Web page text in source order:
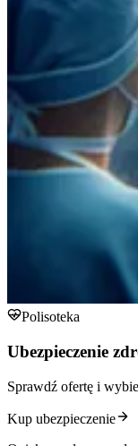
Polisoteka
Ubezpieczenie
Sprawdź ofertę i
Kup ubezpieczenie